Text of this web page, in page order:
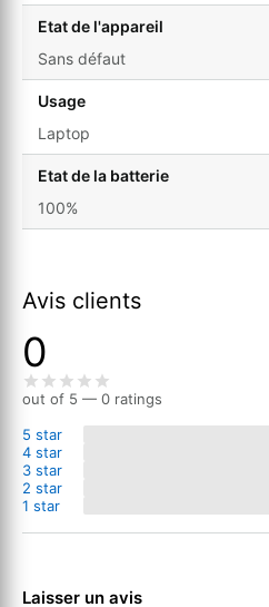
Etat de l'appareil
Sans défaut
Usage
Laptop
Etat de la batterie
100%
Avis clients
0
out of 5 — 0 ratings
5 star
4 star
3 star
2 star
1 star
Laisser un avis